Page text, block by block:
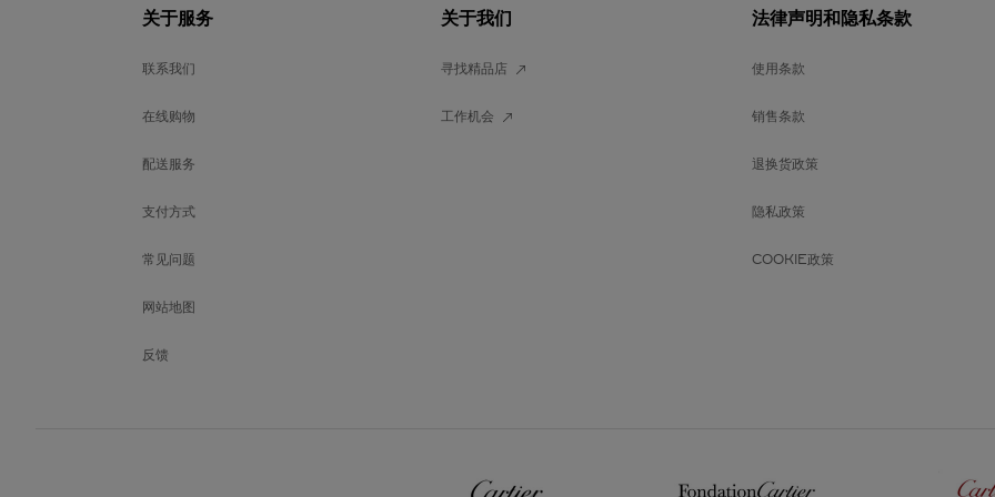
关于服务
联系我们
在线购物
配送服务
支付方式
常见问题
网站地图
反馈
关于我们
寻找精品店
工作机会
法律声明和隐私条款
使用条款
销售条款
退换货政策
隐私政策
COOKIE政策